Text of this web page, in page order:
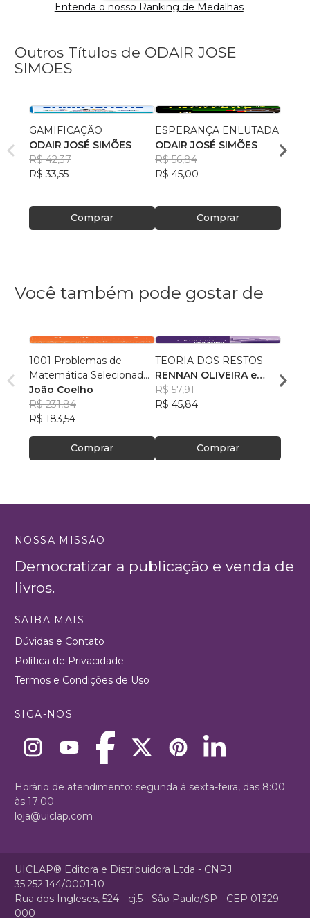
Entenda o nosso Ranking de Medalhas
Outros Títulos de ODAIR JOSE
SIMOES
GAMIFICAÇÃO
ODAIR JOSÉ SIMÕES
R$ 42,37
R$ 33,55
Comprar
ESPERANÇA ENLUTADA
ODAIR JOSÉ SIMÕES
R$ 56,84
R$ 45,00
Comprar
Você também pode gostar de
1001 Problemas de
Matemática Selecionados
e Resolvidos para ITA,
IME e Olimpíadas
João Coelho
R$ 231,84
R$ 183,54
Comprar
TEORIA DOS RESTOS
RENNAN OLIVEIRA e
IVAN MENDES
R$ 57,91
R$ 45,84
Comprar
R$
NOSSA MISSÃO
Democratizar a publicação e venda de
livros.
SAIBA MAIS
Dúvidas e Contato
Política de Privacidade
Termos e Condições de Uso
SIGA-NOS
Horário de atendimento: segunda à sexta-feira, das 8:00
às 17:00
loja@uiclap.com
UICLAP® Editora e Distribuidora Ltda - CNPJ
35.252.144/0001-10
Rua dos Ingleses, 524 - cj.5 - São Paulo/SP - CEP 01329-
000